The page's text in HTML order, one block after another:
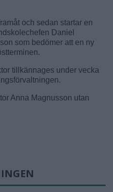
och sedan startar en
Daniel
som bedömer att en ny
tillkännages under vecka
Anna Magnusson utan